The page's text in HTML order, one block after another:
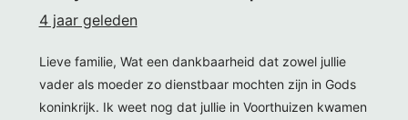
4 jaar geleden
Lieve familie, Wat een dankbaarheid dat zowel jullie
vader als moeder zo dienstbaar mochten zijn in Gods
koninkrijk. Ik weet nog dat jullie in Voorthuizen kwamen